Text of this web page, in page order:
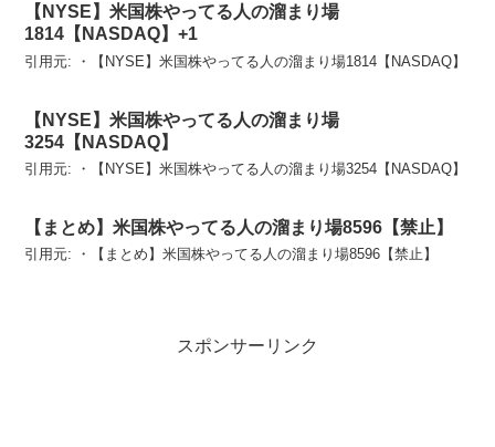
【NYSE】米国株やってる人の溜まり場
1814【NASDAQ】+1
引用元: ・【NYSE】米国株やってる人の溜まり場1814【NASDAQ】
【NYSE】米国株やってる人の溜まり場
3254【NASDAQ】
引用元: ・【NYSE】米国株やってる人の溜まり場3254【NASDAQ】
【まとめ】米国株やってる人の溜まり場8596【禁止】
引用元: ・【まとめ】米国株やってる人の溜まり場8596【禁止】
スポンサーリンク